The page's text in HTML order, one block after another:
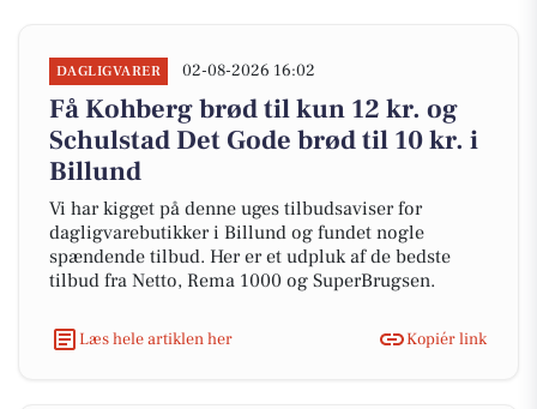
DAGLIGVARER 02-08-2026 16:02
Få Kohberg brød til kun 12 kr. og
Schulstad Det Gode brød til 10 kr. i
Billund
Vi har kigget på denne uges tilbudsaviser for
dagligvarebutikker i Billund og fundet nogle
spændende tilbud. Her er et udpluk af de bedste
tilbud fra Netto, Rema 1000 og SuperBrugsen.
Læs hele artiklen her Kopiér link